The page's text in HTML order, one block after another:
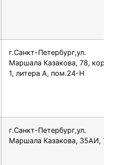
г.Санкт-Петербург,ул.
Маршала Казакова, 78, корпус
1, литера А, пом.24-Н
г.Санкт-Петербург,ул.
Маршала Казакова, 35АИ, 739